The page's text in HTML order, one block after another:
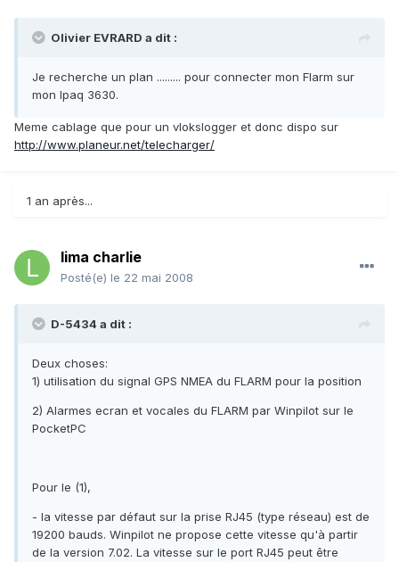
Olivier EVRARD a dit :
Je recherche un plan ......... pour connecter mon Flarm sur
mon Ipaq 3630.
Meme cablage que pour un vlokslogger et donc dispo sur
http://www.planeur.net/telecharger/
1 an après...
lima charlie
Posté(e) le 22 mai 2008
D-5434 a dit :
Deux choses:
1) utilisation du signal GPS NMEA du FLARM pour la position
2) Alarmes ecran et vocales du FLARM par Winpilot sur le
PocketPC
Pour le (1),
- la vitesse par défaut sur la prise RJ45 (type réseau) est de
19200 bauds. Winpilot ne propose cette vitesse qu'à partir
de la version 7.02. La vitesse sur le port RJ45 peut être